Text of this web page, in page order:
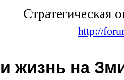
Стратегическая
http://
жизнь на